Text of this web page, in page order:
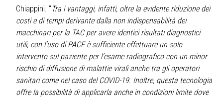
Chiappini. “Tra i vantaggi, infatti, oltre la evidente riduzione dei
costi e di tempi derivante dalla non indispensabilità dei
macchinari per la TAC per avere identici risultati diagnostici
utili, con l’uso di PACE è sufficiente effettuare un solo
intervento sul paziente per l’esame radiografico con un minor
rischio di diffusione di malattie virali anche tra gli operatori
sanitari come nel caso del COVID-19. Inoltre, questa tecnologia
offre la possibilità di applicarla anche in condizioni limite dove